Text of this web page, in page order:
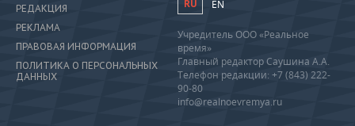
РЕДАКЦИЯ
РЕКЛАМА
ПРАВОВАЯ ИНФОРМАЦИЯ
ПОЛИТИКА О ПЕРСОНАЛЬНЫХ
ДАННЫХ
RU EN
Учредитель ООО «Реальное
время»
Главный редактор Саушина А.А.
Телефон редакции: +7 (843) 222-
90-80
info@realnoevremya.ru